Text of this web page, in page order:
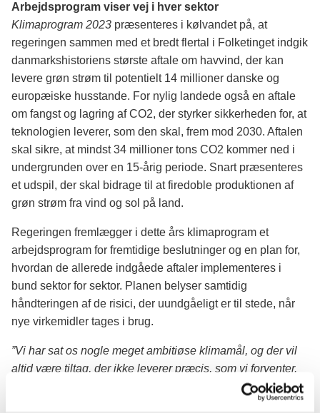
Arbejdsprogram viser vej i hver sektor
Klimaprogram 2023 præsenteres i kølvandet på, at
regeringen sammen med et bredt flertal i Folketinget indgik
danmarkshistoriens største aftale om havvind, der kan
levere grøn strøm til potentielt 14 millioner danske og
europæiske husstande. For nylig landede også en aftale
om fangst og lagring af CO2, der styrker sikkerheden for, at
teknologien leverer, som den skal, frem mod 2030. Aftalen
skal sikre, at mindst 34 millioner tons CO2 kommer ned i
undergrunden over en 15-årig periode. Snart præsenteres
et udspil, der skal bidrage til at firedoble produktionen af
grøn strøm fra vind og sol på land.
Regeringen fremlægger i dette års klimaprogram et
arbejdsprogram for fremtidige beslutninger og en plan for,
hvordan de allerede indgåede aftaler implementeres i
bund sektor for sektor. Planen belyser samtidig
håndteringen af de risici, der uundgåeligt er til stede, når
nye virkemidler tages i brug.
”Vi har sat os nogle meget ambitiøse klimamål, og der vil
altid være tiltag, der ikke leverer præcis, som vi forventer.
Derfor er jeg optaget af at få mål omdannet til konkret
politik, til lovforslag og til vilkår, der kan bane vej for, at